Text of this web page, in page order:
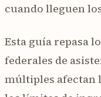
cuando lleguen
Esta guía repasa
federales de
múltiples afectan